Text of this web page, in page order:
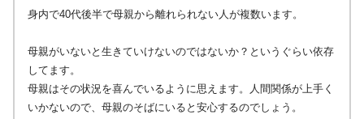
身内で40代後半で母親から離れられない人が複数います。
母親がいないと生きていけないのではないか？というぐらい依存
してます。
母親はその状況を喜んでいるように思えます。人間関係が上手く
いかないので、母親のそばにいると安心するのでしょう。